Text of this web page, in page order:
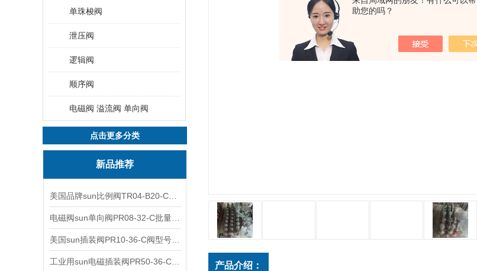
助您的吗？
单珠梭阀
泄压阀
逻辑阀
顺序阀
电磁阀 溢流阀 单向阀
点击更多分类
新品推荐
产品介绍：